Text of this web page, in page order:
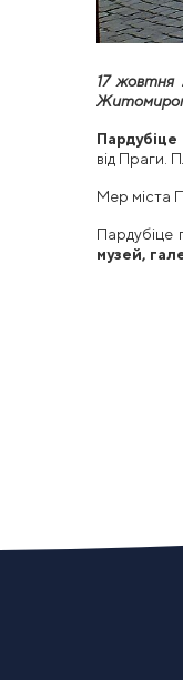
17 жовтня
Житомиром
Пардубіце
від Праги.
Мер міста
Пардубіце
музей,